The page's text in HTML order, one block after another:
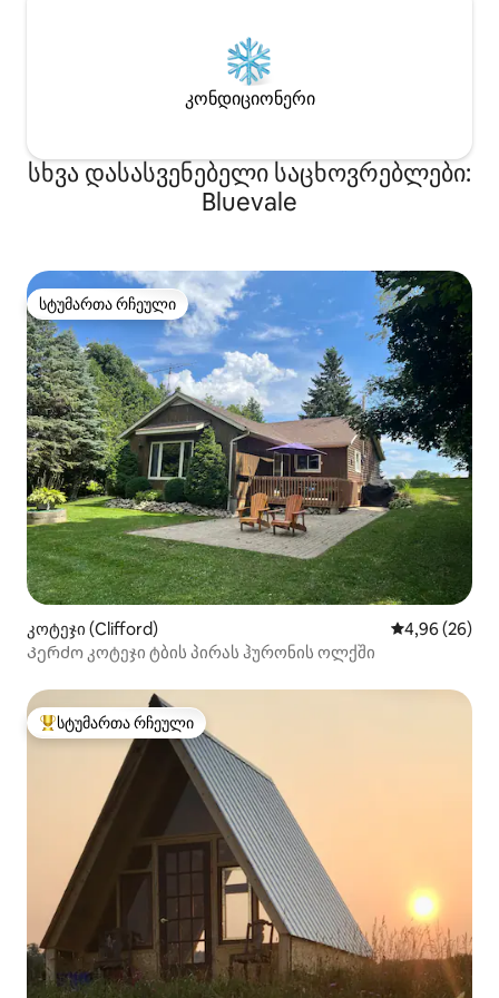
კონდიციონერი
სხვა დასასვენებელი საცხოვრებლები:
Bluevale
სტუმართა რჩეული
სტუმართა რჩეული
კოტეჯი (Clifford) საშუალო
4,96 (26)
Კერძო კოტეჯი ტბის პირას ჰურონის ოლქში
სტუმართა რჩეული მოწინავე ვარიანტი
სტუმართა რჩეული